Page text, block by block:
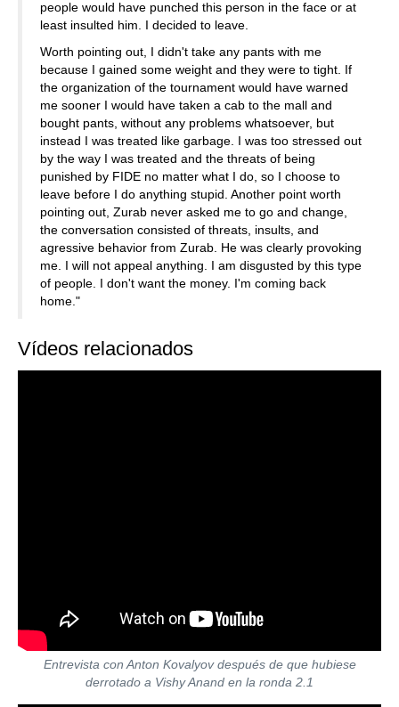
people would have punched this person in the face or at
least insulted him. I decided to leave.
Worth pointing out, I didn't take any pants with me
because I gained some weight and they were to tight. If
the organization of the tournament would have warned
me sooner I would have taken a cab to the mall and
bought pants, without any problems whatsoever, but
instead I was treated like garbage. I was too stressed out
by the way I was treated and the threats of being
punished by FIDE no matter what I do, so I choose to
leave before I do anything stupid. Another point worth
pointing out, Zurab never asked me to go and change,
the conversation consisted of threats, insults, and
agressive behavior from Zurab. He was clearly provoking
me. I will not appeal anything. I am disgusted by this type
of people. I don't want the money. I'm coming back
home."
Vídeos relacionados
Entrevista con Anton Kovalyov después de que hubiese
derrotado a Vishy Anand en la ronda 2.1